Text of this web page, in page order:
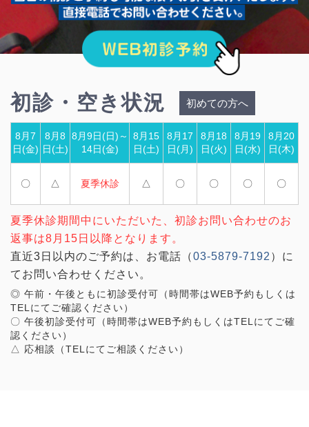
初診・空き状況 初めての方へ
8月7
日(金)
8月8
日(土)
8月9日(日)～
14日(金)
8月15
日(土)
8月17
日(月)
8月18
日(火)
8月19
日(水)
8月20
日(木)
〇 △ 夏季休診 △ 〇 〇 〇 〇
夏季休診期間中にいただいた、初診お問い合わせのお
返事は8月15日以降となります。
直近3日以内のご予約は、お電話（03-5879-7192 ）に
てお問い合わせください。
◎ 午前・午後ともに初診受付可（時間帯はWEB予約もしくは
TELにてご確認ください）
〇 午後初診受付可（時間帯はWEB予約もしくはTELにてご確
認ください）
△ 応相談（TELにてご相談ください）